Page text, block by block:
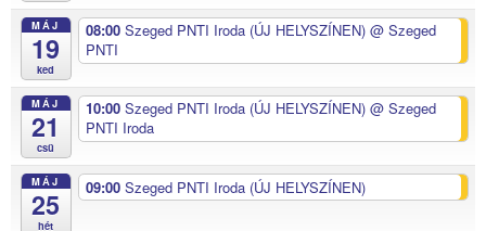
MÁJ
19
ked
08:00 Szeged PNTI Iroda (ÚJ HELYSZÍNEN) @ Szeged
PNTI
MÁJ
21
csü
10:00 Szeged PNTI Iroda (ÚJ HELYSZÍNEN) @ Szeged
PNTI Iroda
MÁJ
25
hét
09:00 Szeged PNTI Iroda (ÚJ HELYSZÍNEN)